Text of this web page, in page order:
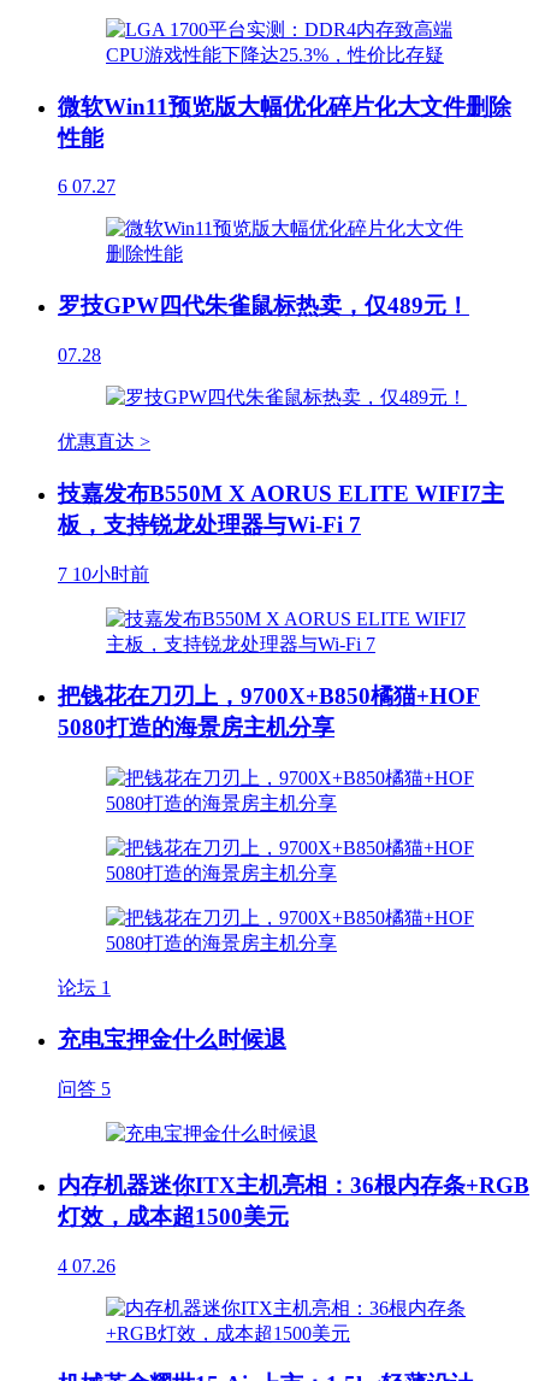
微软Win11预览版大幅优化碎片化大文件删除
性能
6 07.27
罗技GPW四代朱雀鼠标热卖，仅489元！
07.28
优惠直达 >
技嘉发布B550M X AORUS ELITE WIFI7主
板，支持锐龙处理器与Wi-Fi 7
7 10小时前
把钱花在刀刃上，9700X+B850橘猫+HOF
5080打造的海景房主机分享
论坛 1
充电宝押金什么时候退
问答 5
内存机器迷你ITX主机亮相：36根内存条+RGB
灯效，成本超1500美元
4 07.26